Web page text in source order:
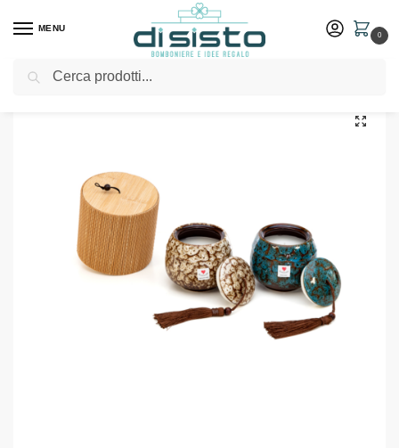
MENU
0
Home Shop Bomboniere